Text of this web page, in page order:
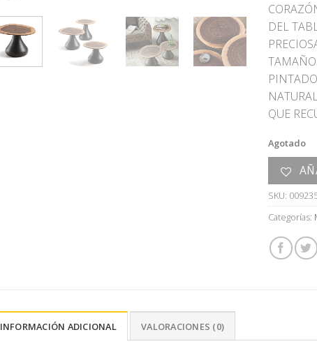
DEL
QUE
Agotado
SKU:
Categorías:
INFORMACIÓN ADICIONAL VALORACIONES (0)